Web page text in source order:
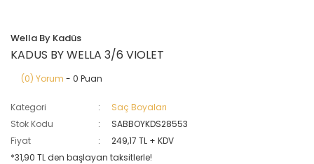
Wella By Kadüs
KADUS BY WELLA 3/6 VIOLET
(0) Yorum - 0 Puan
Kategori
Saç Boyaları
Stok Kodu
SABBOYKDS28553
Fiyat
249,17 TL + KDV
*31,90 TL den başlayan taksitlerle!